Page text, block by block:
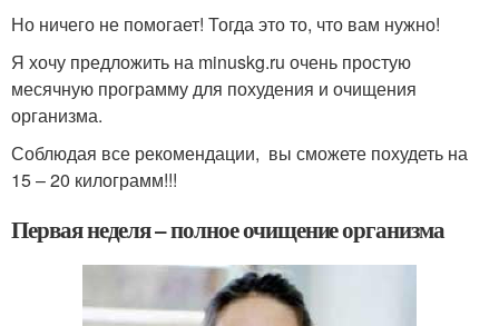
Но ничего не помогает! Тогда это то, что вам нужно!
Я хочу предложить на minuskg.ru очень простую
месячную программу для похудения и очищения
организма.
Соблюдая все рекомендации, вы сможете похудеть на
15 – 20 килограмм!!!
Первая неделя – полное очищение организма